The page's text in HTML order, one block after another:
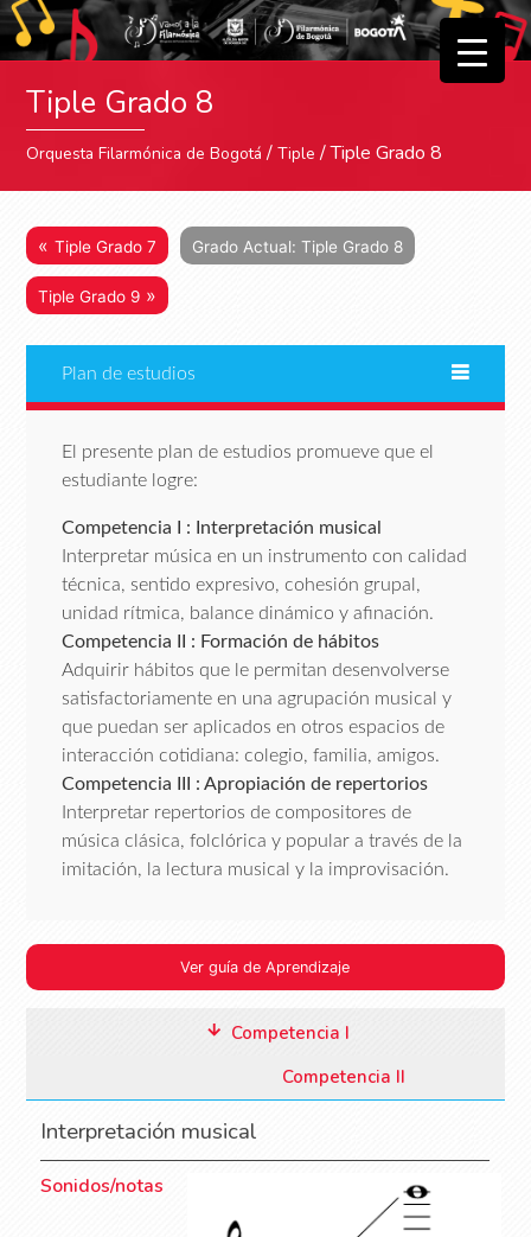
Tiple Grado 8
Orquesta Filarmónica de Bogotá /Tiple / Tiple Grado 8
«Tiple Grado 7 Grado Actual: Tiple Grado 8
Tiple Grado 9 »
Plan de estudios
El presente plan de estudios promueve que el
estudiante logre:
Competencia I : Interpretación musical
Interpretar música en un instrumento con calidad
técnica, sentido expresivo, cohesión grupal,
unidad rítmica, balance dinámico y afinación.
Competencia II : Formación de hábitos
Adquirir hábitos que le permitan desenvolverse
satisfactoriamente en una agrupación musical y
que puedan ser aplicados en otros espacios de
interacción cotidiana: colegio, familia, amigos.
Competencia III : Apropiación de repertorios
Interpretar repertorios de compositores de
música clásica, folclórica y popular a través de la
imitación, la lectura musical y la improvisación.
Ver guía de Aprendizaje
Competencia I
Competencia II
Interpretación musical
Sonidos/notas